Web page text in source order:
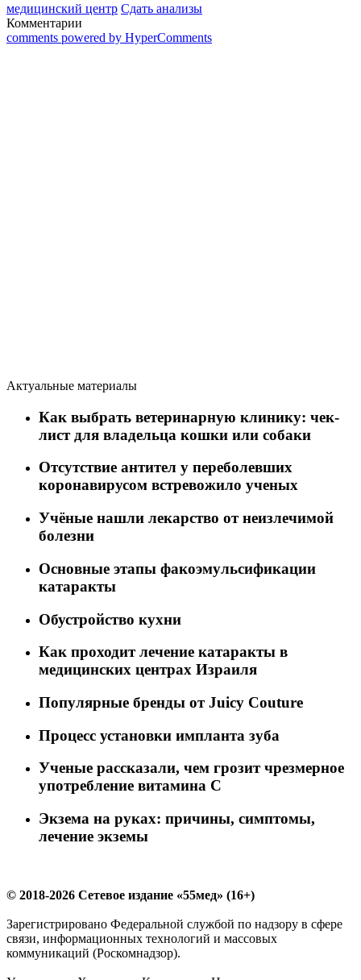
медицинский центр Сдать анализы
Комментарии
comments powered by HyperComments
Актуальные материалы
Как выбрать ветеринарную клинику: чек-
лист для владельца кошки или собаки
Отсутствие антител у переболевших
коронавирусом встревожило ученых
Учёные нашли лекарство от неизлечимой
болезни
Основные этапы факоэмульсификации
катаракты
Обустройство кухни
Как проходит лечение катаракты в
медицинских центрах Израиля
Популярные бренды от Juicy Couture
Процесс установки импланта зуба
Ученые рассказали, чем грозит чрезмерное
употребление витамина С
Экзема на руках: причины, симптомы,
лечение экземы
© 2018-2026 Сетевое издание «55мед» (16+)
Зарегистрировано Федеральной службой по надзору в сфере
связи, информационных технологий и массовых
коммуникаций (Роскомнадзор).